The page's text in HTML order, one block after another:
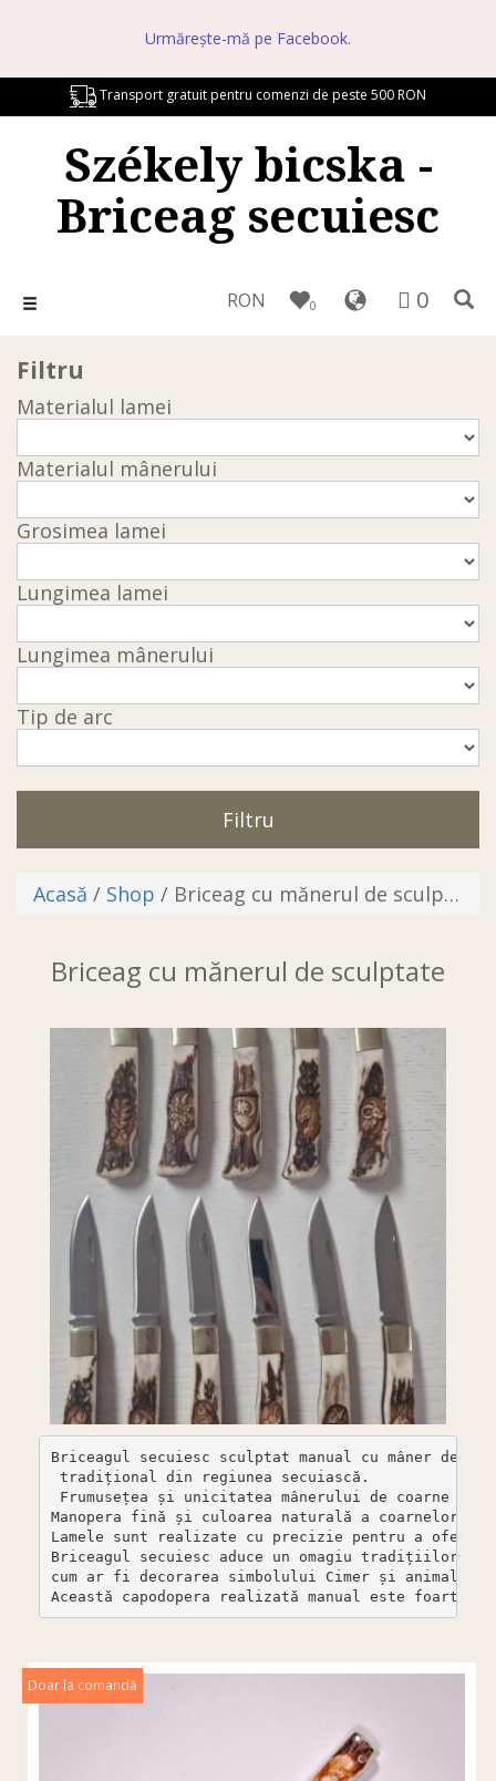
Urmărește-mă pe Facebook.
Transport gratuit pentru comenzi de peste 500 RON
Székely bicska -
Briceag secuiesc
Toggle
0
0
RON
Filtru
Materialul lamei
Materialul mânerului
Grosimea lamei
Lungimea lamei
Lungimea mânerului
Tip de arc
Filtru
Acasă / Shop / Briceag cu mănerul de sculptate
Briceag cu mănerul de sculptate
Briceagul secuiesc sculptat manual cu mâner de
tradițional din regiunea secuiască.
Frumusețea și unicitatea mânerului de coarne
Manopera fină și culoarea naturală a coarnelor
Lamele sunt realizate cu precizie pentru a
Briceagul secuiesc aduce un omagiu tradițiilor
cum ar fi decorarea simbolului Cimer și animale
Această capodopera realizată manual este
Doar la comandă